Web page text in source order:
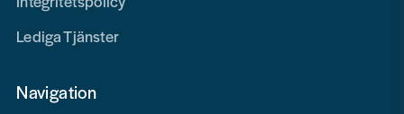
Lediga Tjänster
Navigation